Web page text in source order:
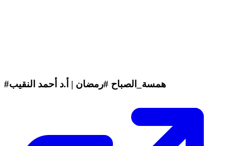
#همسة_الصباح #رمضان | أ.د أحمد النقيب